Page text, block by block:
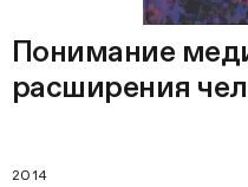
Понимание
расширения
2014